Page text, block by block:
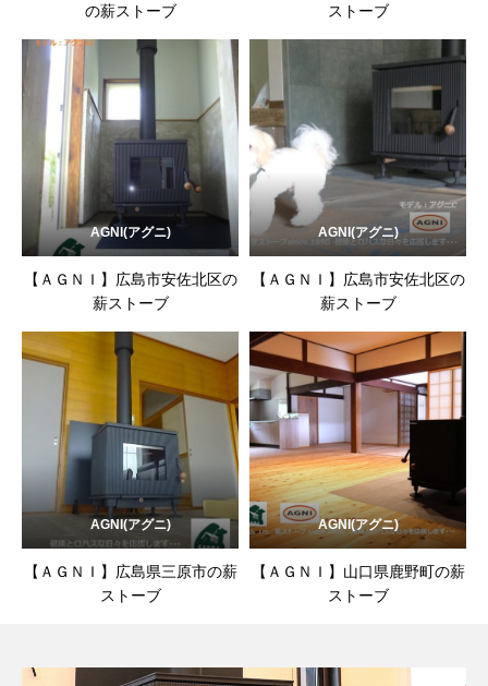
の薪ストーブ
ストーブ
AGNI(アグニ)
【ＡＧＮＩ】広島市安佐北区の
薪ストーブ
AGNI(アグニ)
【ＡＧＮＩ】広島市安佐北区の
薪ストーブ
AGNI(アグニ)
【ＡＧＮＩ】広島県三原市の薪
ストーブ
AGNI(アグニ)
【ＡＧＮＩ】山口県鹿野町の薪
ストーブ